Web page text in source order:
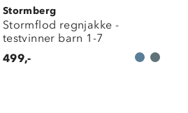
Stormberg
Stormflod regnjakke -
testvinner barn 1-7
499,-